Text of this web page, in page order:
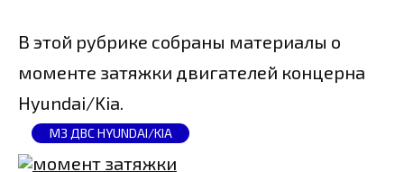
В этой рубрике собраны материалы о
моменте затяжки двигателей концерна
Hyundai/Kia.
МЗ ДВС HYUNDAI/KIA